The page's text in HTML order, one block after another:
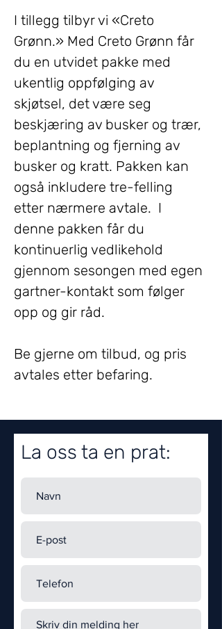
I tillegg tilbyr vi «Creto
Grønn.» Med Creto Grønn får
du en utvidet pakke med
ukentlig oppfølging av
skjøtsel, det være seg
beskjæring av busker og trær,
beplantning og fjerning av
busker og kratt. Pakken kan
også inkludere tre-felling
etter nærmere avtale.  I
denne pakken får du
kontinuerlig vedlikehold
gjennom sesongen med egen
gartner-kontakt som følger
opp og gir råd.
Be gjerne om tilbud, og pris
avtales etter befaring.
La oss ta en prat: